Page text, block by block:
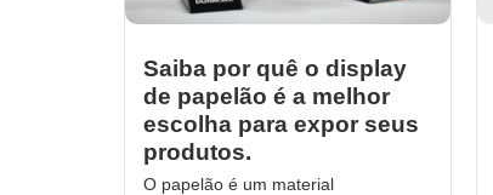
Saiba por quê o display
de papelão é a melhor
escolha para expor seus
produtos.
O papelão é um material